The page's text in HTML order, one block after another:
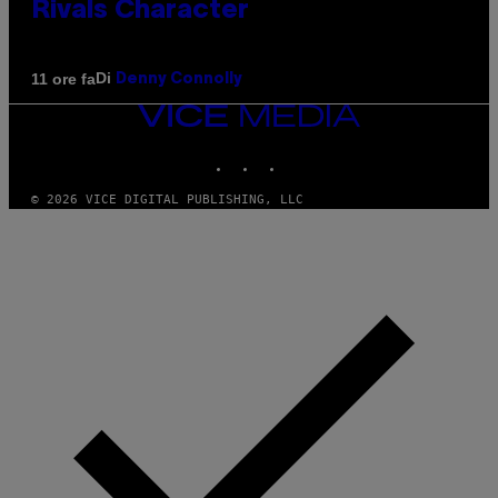
Rivals Character
11 ore faDi Denny Connolly
VICE
MEDIA
© 2026 VICE DIGITAL PUBLISHING, LLC